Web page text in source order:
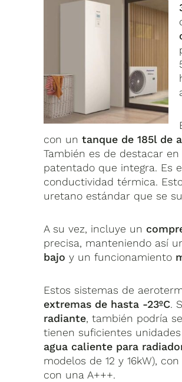
con untanque de 185l de
También es de destacar
patentado que integra. Es
conductividad térmica.
uretano estándar que se
A su vez, incluye un
precisa, manteniendo así
bajo y un funcionamiento
Estos sistemas de
extremas de hasta -23ºC.
radiante, también podría
tienen suficientes
agua caliente para
modelos de 12 y 16kW),
con una A+++.